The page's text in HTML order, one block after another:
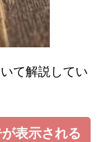
て解説してい
表示される